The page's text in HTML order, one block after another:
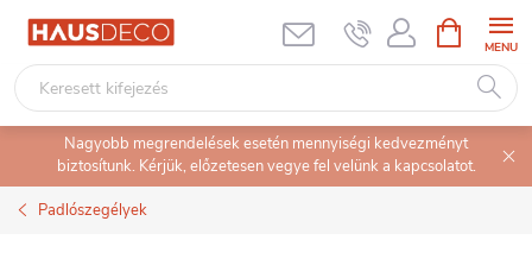
Ugrás
tartalomhoz
KOSÁR
Nagyobb megrendelések esetén mennyiségi kedvezményt
biztosítunk. Kérjük, előzetesen vegye fel velünk a kapcsolatot.
Padlószegélyek